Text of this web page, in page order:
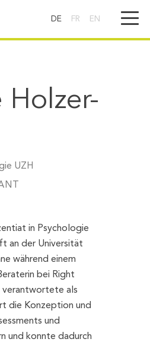
DE FR EN
Holzer-
UZH
in Psychologie
an der Universität
während einem
bei Right
verantwortete als
die Konzeption und
und
und konnte dadurch